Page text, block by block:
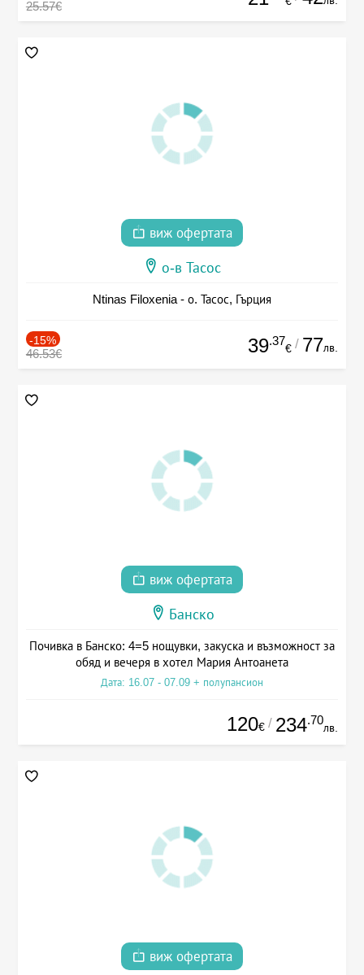
25.57€
виж офертата
о-в Тасос
Ntinas Filoxenia - о. Тасос, Гърция
-15%
46.53€ 39.37
€ / 77лв.
виж офертата
Банско
Почивка в Банско: 4=5 нощувки, закуска и възможност за
обяд и вечеря в хотел Мария Антоанета
Дата: 16.07 - 07.09 + полупансион
120€ / 234.70
лв.
виж офертата